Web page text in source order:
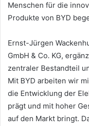
Menschen für die
Produkte von BYD
Ernst-Jürgen
GmbH & Co. KG,
zentraler Bestandteil
Mit BYD arbeiten wir
die Entwicklung der
prägt und mit hoher
auf den Markt bringt.